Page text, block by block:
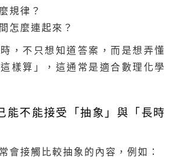
規律？
怎麼連起來？
，不只想知道答案，而是想弄懂
這樣算」，這通常是適合數理化學
能不能接受「抽象」與「長時
會接觸比較抽象的內容，例如：